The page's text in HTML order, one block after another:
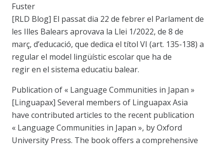
Fuster
[RLD Blog] El passat dia 22 de febrer el Parlament de
les Illes Balears aprovava la Llei 1/2022, de 8 de
març, d’educació, que dedica el títol VI (art. 135-138) a
regular el model lingüístic escolar que ha de
regir en el sistema educatiu balear.
Publication of « Language Communities in Japan »
[Linguapax] Several members of Linguapax Asia
have contributed articles to the recent publication
« Language Communities in Japan », by Oxford
University Press. The book offers a comprehensive